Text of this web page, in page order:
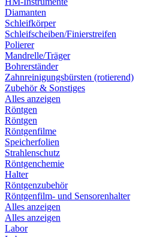
Diamanten
Schleifkörper
Schleifscheiben/Finierstreifen
Polierer
Mandrelle/Träger
Bohrerständer
Zahnreinigungsbürsten (rotierend)
Zubehör & Sonstiges
Alles anzeigen
Röntgen
Röntgen
Röntgenfilme
Speicherfolien
Strahlenschutz
Röntgenchemie
Halter
Röntgenzubehör
Röntgenfilm- und Sensorenhalter
Alles anzeigen
Alles anzeigen
Labor